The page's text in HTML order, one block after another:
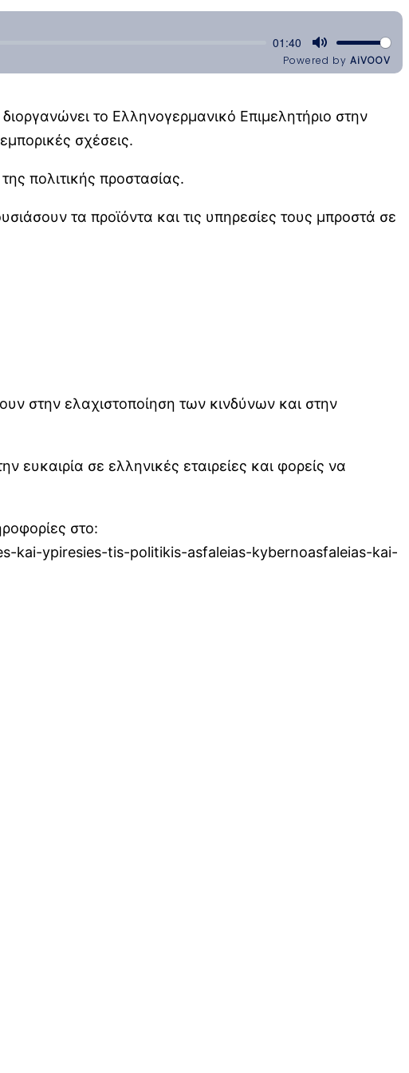
το Ελληνογερμανικό Επιμελητήριο στην
σχέσεις.
πολιτικής προστασίας.
τα προϊόντα και τις υπηρεσίες τους μπροστά σε
στην ελαχιστοποίηση των κινδύνων και στην
ευκαιρία σε ελληνικές εταιρείες και φορείς να
στο:
kai-ypiresies-tis-politikis-asfaleias-kybernoasfaleias-kai-